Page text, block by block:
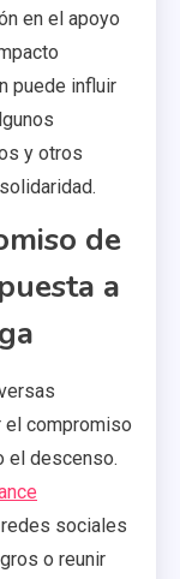
en el apoyo
puede influir
y otros
de
a
el compromiso
el descenso.
redes sociales
o reunir